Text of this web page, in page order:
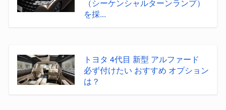
（シーケンシャルターンランプ）
を採...
トヨタ 4代目 新型 アルファード
必ず付けたい おすすめ オプション
は？